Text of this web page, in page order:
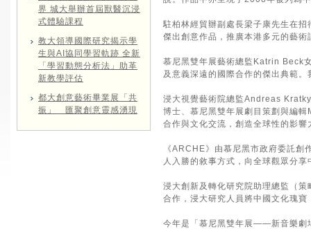
界 城大舉辦首屆獸醫沉浸
式體驗課程
教大領導國際研究揭示學
生與AI協同學習軌跡 全新
「學習動態分析法」助革
新教學評估
都大創意藝術畢業展「共
振」 匯聚創意靈感湧現
駐柏林經貿辦副處長梁子康先生在
傑出創意作品，推廣本港多元的藝術
慕尼黑雙年展藝術總監Katrin Beck
及意義深遠的國際合作的傑出典範
浸大視覺藝術院總監Andreas
博士、慕尼黑雙年展劇目策劃與編
合作與文化交流，創造全球性的影響
《ARCHE》由慕尼黑市政府委託
人入勝的敘事方式，向全球觀眾分
浸大創新及轉化研究院助理總監（
合作，浸大研究人員將中國文化瑰
今年是「慕尼黑雙年展——新音樂劇